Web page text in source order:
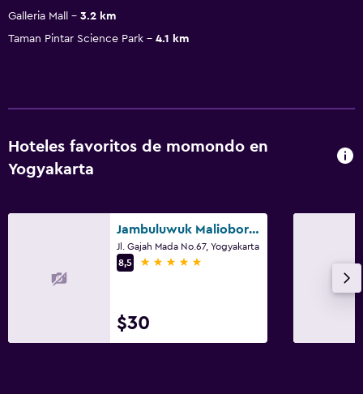
Galleria Mall
3.2 km
Taman Pintar Science Park
4.1 km
Hoteles favoritos de momondo en
Yogyakarta
Jambuluwuk Malioboro Hotel Yogyakarta
Jl. Gajah Mada No.67, Yogyakarta
8,5
5 estrellas
$30